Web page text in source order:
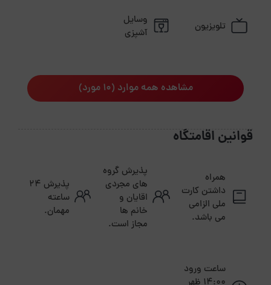
تلویزیون
وسایل
آشپزی
مشاهده همه موارد (10 مورد)
قوانین اقامتگاه
همراه
داشتن کارت
ملی الزامی
می باشد.
پذیرش گروه
های مجردی
اقایان و
خانم ها
مجاز است.
پذیرش ۲۴
ساعته
مهمان.
ساعت ورود